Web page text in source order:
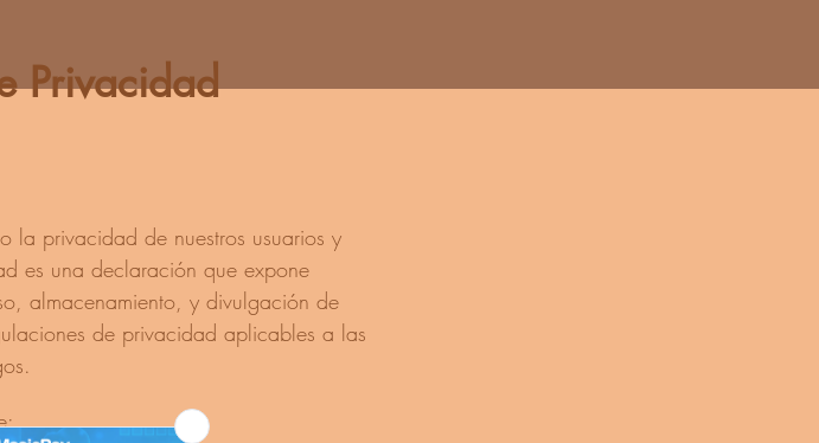
Privacidad
la privacidad de nuestros usuarios y
es una declaración que expone
almacenamiento, y divulgación de
de privacidad aplicables a las